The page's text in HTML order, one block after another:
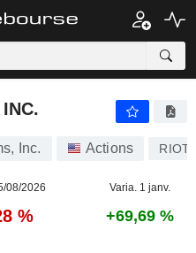
Inc. Actions RIOT
08/2026 Varia. 1 janv.
% +69,69 %